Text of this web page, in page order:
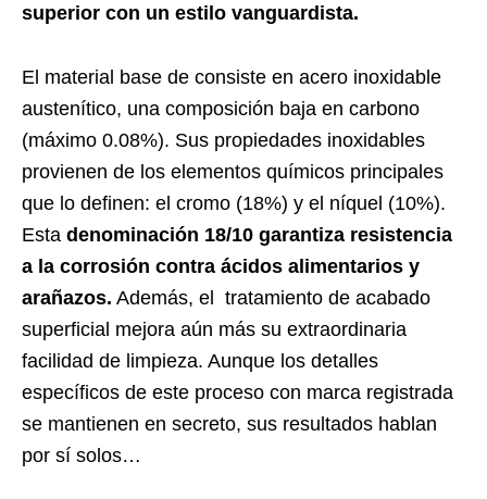
superior con un estilo vanguardista.
El material base de consiste en acero inoxidable
austenítico, una composición baja en carbono
(máximo 0.08%). Sus propiedades inoxidables
provienen de los elementos químicos principales
que lo definen: el cromo (18%) y el níquel (10%).
Esta denominación 18/10 garantiza resistencia
a la corrosión contra ácidos alimentarios y
arañazos. Además, el tratamiento de acabado
superficial mejora aún más su extraordinaria
facilidad de limpieza. Aunque los detalles
específicos de este proceso con marca registrada
se mantienen en secreto, sus resultados hablan
por sí solos…